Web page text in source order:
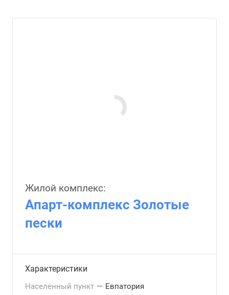
Жилой комплекс:
Апарт-комплекс Золотые
пески
Характеристики
Населенный пункт — Евпатория